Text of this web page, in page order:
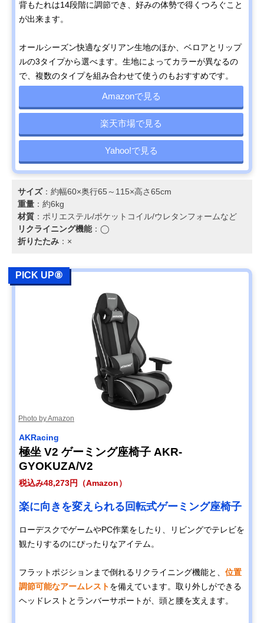
背もたれは14段階に調節でき、好みの体勢で得くつろぐこと
が出来ます。
オールシーズン快適なダリアン生地のほか、ベロアとリップ
ルの3タイプから選べます。生地によってカラーが異なるの
で、複数のタイプを組み合わせて使うのもおすすめです。
Amazonで見る
楽天市場で見る
Yahoo!で見る
サイズ：約幅60×奥行65～115×高さ65cm
重量 ：約6kg
材質 ：ポリエステル/ポケットコイル/ウレタンフォームなど
リクライニング機能：◯
折りたたみ ：×
PICK UP⑧
Photo by Amazon
AKRacing
極坐 V2 ゲーミング座椅子 AKR-
GYOKUZA/V2
税込み48,273円（Amazon）
楽に向きを変えられる回転式ゲーミング座椅子
ローデスクでゲームやPC作業をしたり、リビングでテレビを
観たりするのにぴったりなアイテム。
フラットポジションまで倒れるリクライニング機能と、 位置
調節可能なアームレストを備えています。取り外しができる
ヘッドレストとランバーサポートが、頭と腰を支えます。